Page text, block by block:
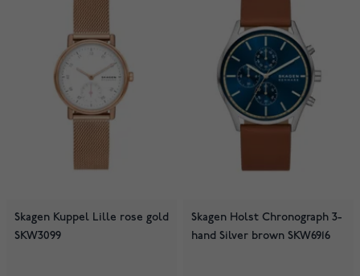
Skagen Kuppel Lille rose gold
SKW3099
Skagen Holst Chronograph 3-
hand Silver brown SKW6916